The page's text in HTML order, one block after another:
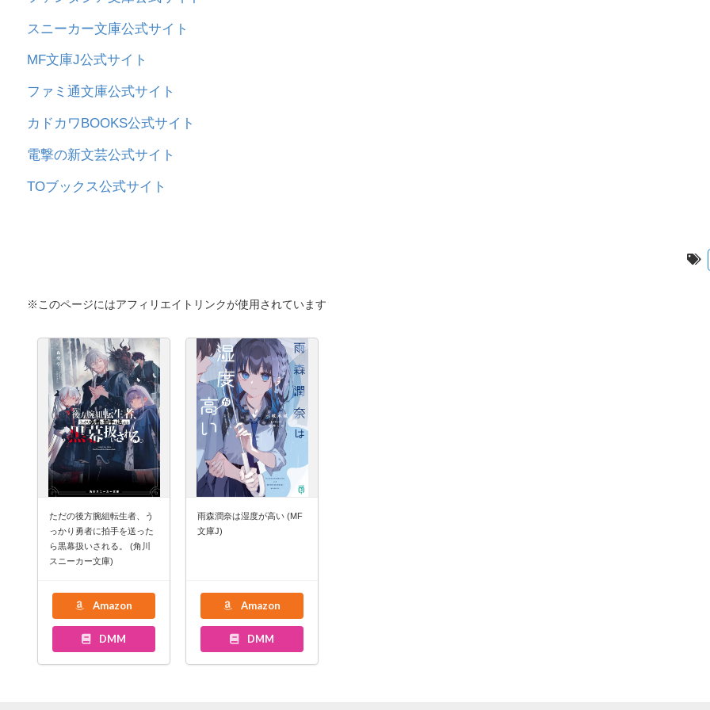
スニーカー文庫公式サイト
MF文庫J公式サイト
ファミ通文庫公式サイト
カドカワBOOKS公式サイト
電撃の新文芸公式サイト
TOブックス公式サイト
※このページにはアフィリエイトリンクが使用されています
ただの後方腕組転生者、う
っかり勇者に拍手を送った
ら黒幕扱いされる。 (角川
スニーカー文庫)
Amazon
DMM
雨森潤奈は湿度が高い (MF
文庫J)
Amazon
DMM